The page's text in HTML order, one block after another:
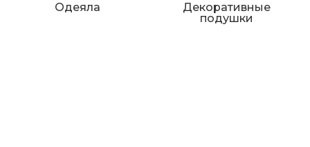
Одеяла
Декоративные
подушки